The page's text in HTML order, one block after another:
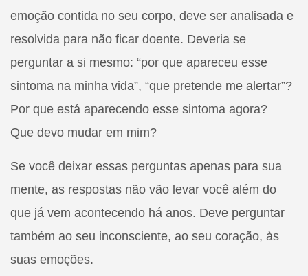
emoção contida no seu corpo, deve ser analisada e
resolvida para não ficar doente. Deveria se
perguntar a si mesmo: “por que apareceu esse
sintoma na minha vida”, “que pretende me alertar”?
Por que está aparecendo esse sintoma agora?
Que devo mudar em mim?
Se você deixar essas perguntas apenas para sua
mente, as respostas não vão levar você além do
que já vem acontecendo há anos. Deve perguntar
também ao seu inconsciente, ao seu coração, às
suas emoções.